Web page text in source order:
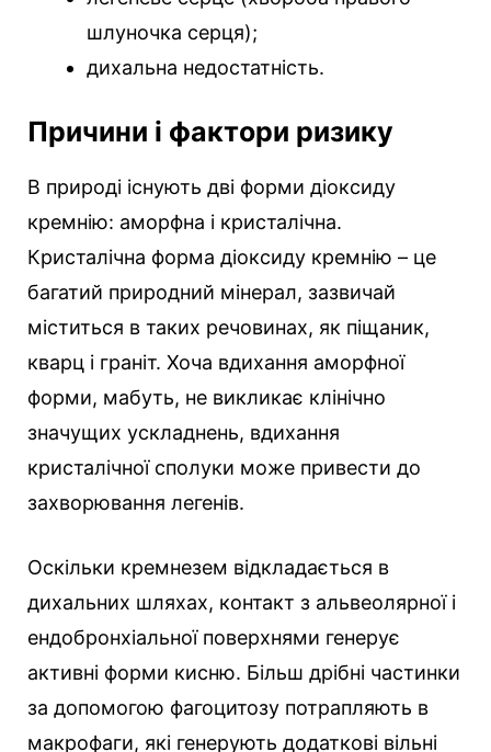
шлуночка серця);
дихальна недостатність.
Причини і фактори ризику
В природі існують дві форми діоксиду
кремнію: аморфна і кристалічна.
Кристалічна форма діоксиду кремнію – це
багатий природний мінерал, зазвичай
міститься в таких речовинах, як піщаник,
кварц і граніт. Хоча вдихання аморфної
форми, мабуть, не викликає клінічно
значущих ускладнень, вдихання
кристалічної сполуки може привести до
захворювання легенів.
Оскільки кремнезем відкладається в
дихальних шляхах, контакт з альвеолярної і
ендобронхіальної поверхнями генерує
активні форми кисню. Більш дрібні частинки
за допомогою фагоцитозу потрапляють в
макрофаги, які генерують додаткові вільні